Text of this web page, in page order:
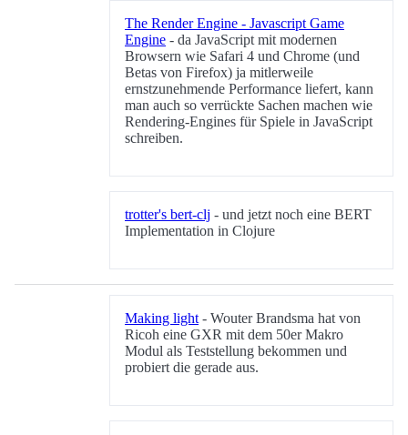
The Render Engine - Javascript Game
Engine - da JavaScript mit modernen
Browsern wie Safari 4 und Chrome (und
Betas von Firefox) ja mitlerweile
ernstzunehmende Performance liefert, kann
man auch so verrückte Sachen machen wie
Rendering-Engines für Spiele in JavaScript
schreiben.
trotter's bert-clj - und jetzt noch eine BERT
Implementation in Clojure
Making light - Wouter Brandsma hat von
Ricoh eine GXR mit dem 50er Makro
Modul als Teststellung bekommen und
probiert die gerade aus.